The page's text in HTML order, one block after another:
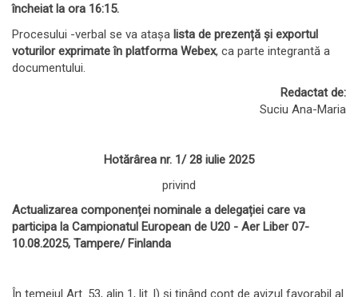
încheiat la ora 16:15.
Procesului -verbal se va atașa lista de prezență și exportul
voturilor exprimate în platforma Webex, ca parte integrantă a
documentului.
Redactat de:
Suciu Ana-Maria
Hotărârea nr. 1/ 28 iulie 2025
privind
Actualizarea componenței nominale a delegației care va
participa la Campionatul European de U20 - Aer Liber 07-
10.08.2025, Tampere/ Finlanda
În temeiul Art. 53, alin 1, lit. l) și ținând cont de avizul favorabil al